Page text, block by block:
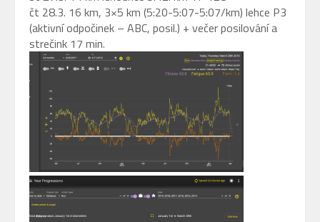
čt 28.3. 16 km, 3×5 km (5:20-5:07-5:07/km) lehce P3
(aktivní odpočinek – ABC, posil.) + večer posilování a
strečink 17 min.